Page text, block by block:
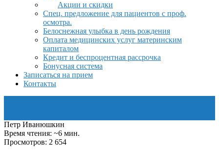
Акции и скидки
Спец. предложение для пациентов с проф.
осмотра.
Белоснежная улыбка в день рождения
Оплата медицинских услуг материнским
капиталом
Кредит и беспроцентная рассрочка
Бонусная система
Записаться на прием
Контакты
Петр Иванюшкин
Время чтения: ~6 мин.
Просмотров: 2 654